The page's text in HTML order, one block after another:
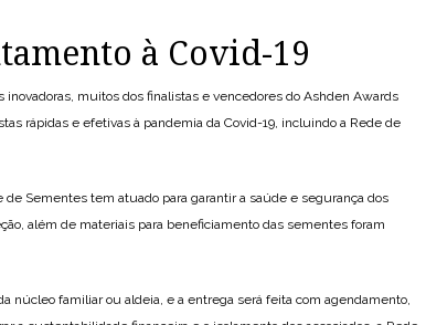
à Covid-19
inovadoras, muitos dos finalistas e vencedores do Ashden Awards
rápidas e efetivas à pandemia da Covid-19, incluindo a Rede de
de Sementes tem atuado para garantir a saúde e segurança dos
além de materiais para beneficiamento das sementes foram
núcleo familiar ou aldeia, e a entrega será feita com agendamento,